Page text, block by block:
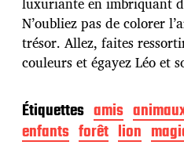
n
N’oubliez pas de colorer
trésor. Allez, faites
couleurs et égayez Léo et
Étiquettes amis
enfants forêt lion